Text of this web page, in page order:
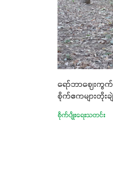
ရော်ဘာဈေးကွ
စိုက်ဧကများတိုးခ
စိုက်ပျိုးရေးသတင်း